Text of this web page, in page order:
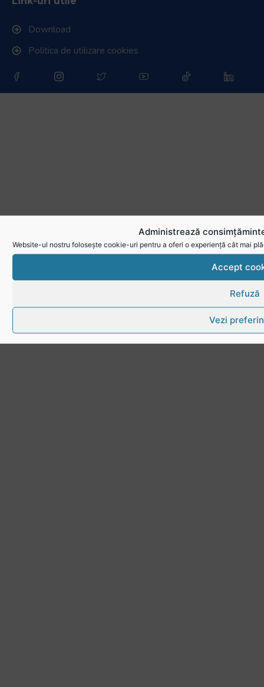
Administrează
Website-ul nostru folosește cookie-uri pentru a oferi o experiență cât mai
Accept
Refuză
Vezi
Download
Politica de utilizare cookies